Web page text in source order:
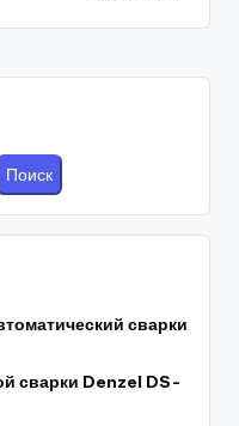
Поиск
сварки
сварки Denzel DS-